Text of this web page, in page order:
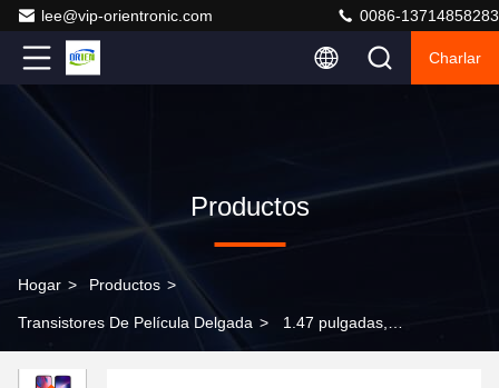
lee@vip-orientronic.com 0086-13714858283
Charlar
Productos
Hogar > Productos >
Transistores De Película Delgada > 1.47 pulgadas,